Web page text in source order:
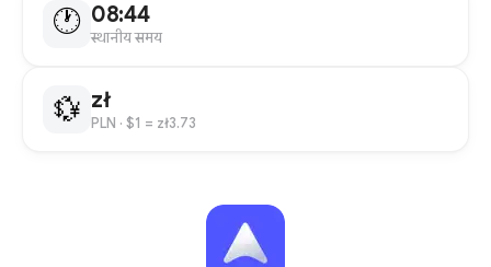
🕐 08:44
स्थानीय समय
💱 zł
PLN · $1 = zł3.73